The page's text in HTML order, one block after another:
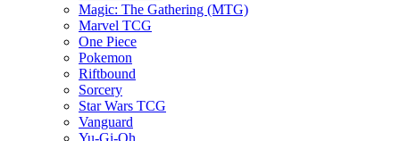
Magic: The Gathering (MTG)
Marvel TCG
One Piece
Pokemon
Riftbound
Sorcery
Star Wars TCG
Vanguard
Yu-Gi-Oh